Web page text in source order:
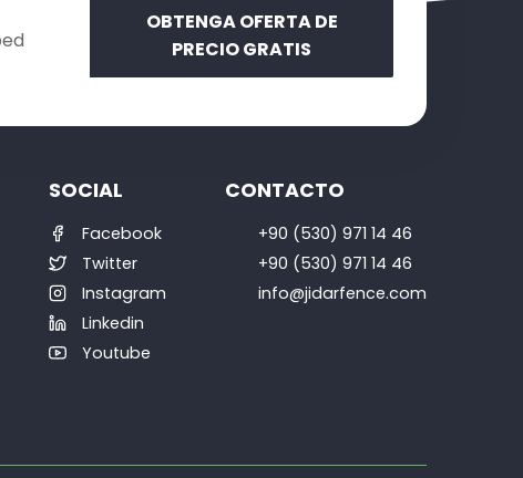
OBTENGA OFERTA DE
PRECIO GRATIS
SOCIAL
Facebook
Twitter
Instagram
Linkedin
Youtube
CONTACTO
+90 (530) 971 14 46
+90 (530) 971 14 46
info@jidarfence.com